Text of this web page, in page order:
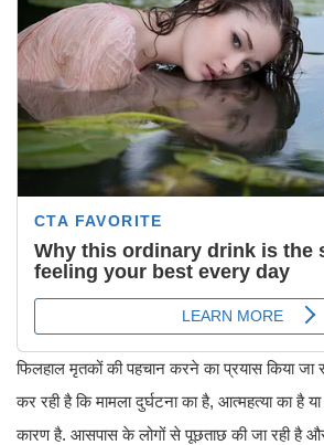
फिलहाल मृतकों की पहचान करने का प्रयास किया जा
कर रही है कि मामला दुर्घटना का है, आत्महत्या का है
कारण है. आसपास के लोगों से पूछताछ की जा रही है